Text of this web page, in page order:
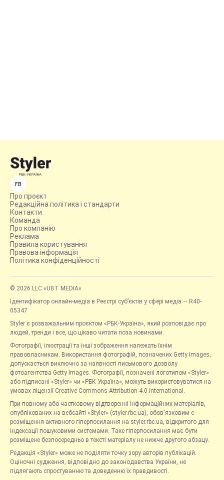
FB
Про проєкт
Редакційна політика і стандарти
Контакти
Команда
Про компанію
Реклама
Правила користування
Правова інформація
Політика конфіденційності
© 2026 LLC «UBT MEDIA»
Ідентифікатор онлайн-медіа в Реєстрі суб’єктів у сфері медіа — R40-
05347
Styler є розважальним проєктом «РБК-Україна», який розповідає про
людей, тренди і все, що цікаво читати поза новинами.
Фотографії, ілюстрації та інші зображення належать їхнім
правовласникам. Використання фотографій, позначених Getty Images,
допускається виключно за наявності письмового дозволу
фотоагентства Getty Images. Фотографії, позначені логотипом «Styler»
або підписані «Styler» чи «РБК-Україна», можуть використовуватися на
умовах ліцензії Creative Commons Attribution 4.0 International.
При повному або частковому відтворенні інформаційних матеріалів,
опублікованих на вебсайті «Styler» (styler.rbc.ua), обов'язковим є
розміщення активного гіперпосилання на styler.rbc.ua, відкритого для
індексації пошуковими системами. Таке гіперпосилання має бути
розміщене безпосередньо в тексті матеріалу не нижче другого абзацу.
Редакція «Styler» може не поділяти точку зору авторів публікацій.
Оціночні судження, відповідно до законодавства України, не
підлягають спростуванню та доведенню їх правдивості.